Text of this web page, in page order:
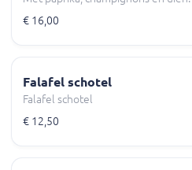
€ 16,00
Falafel schotel
Falafel schotel
€ 12,50